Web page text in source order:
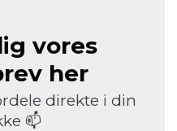
vores
her
direkte i din
📫